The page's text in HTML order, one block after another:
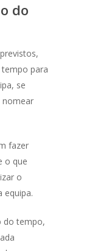
do
para
se
nomear
fazer
o que
o
equipa.
do tempo,